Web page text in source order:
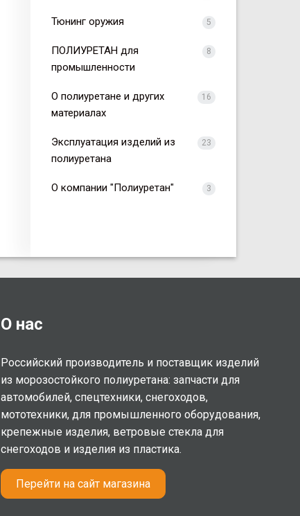
Тюнинг оружия 5
ПОЛИУРЕТАН для
промышленности
8
О полиуретане и других
материалах
16
Эксплуатация изделий из
полиуретана
23
О компании "Полиуретан" 3
О нас
Российский производитель и поставщик изделий
из морозостойкого полиуретана: запчасти для
автомобилей, спецтехники, снегоходов,
мототехники, для промышленного оборудования,
крепежные изделия, ветровые стекла для
снегоходов и изделия из пластика.
Перейти на сайт магазина